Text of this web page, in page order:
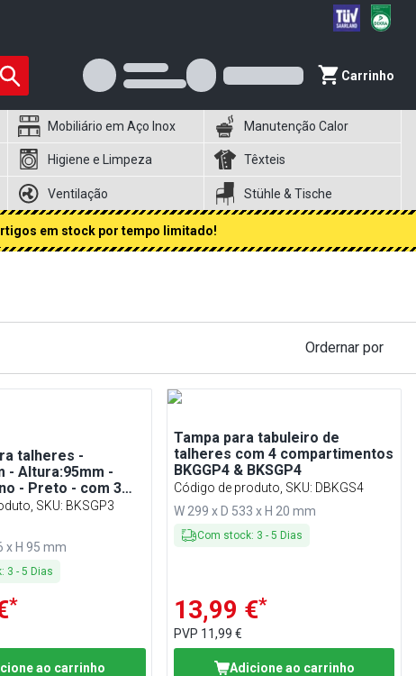
Carrinho
Mobiliário em Aço Inox Manutenção Calor
Higiene e Limpeza Têxteis
Ventilação Stühle & Tische
em stock por tempo limitado!
Ordernar por
talheres -
- Altura:95mm -
- Preto - com 3
SKU: BKSGP3
x H 95 mm
: 3 -5 Dias
*
ao carrinho
Tampa para tabuleiro de
talheres com 4 compartimentos
BKGGP4 & BKSGP4
Código de produto, SKU: DBKGS4
W 299 x D 533 x H 20 mm
Com stock: 3 - 5 Dias
13,99 €*
PVP 11,99 €
Adicione ao carrinho